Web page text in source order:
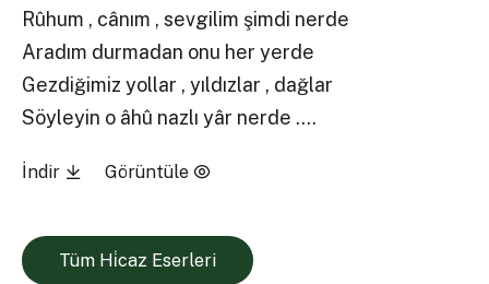
Rûhum , cânım , sevgilim şimdi nerde
Aradım durmadan onu her yerde
Gezdiğimiz yollar , yıldızlar , dağlar
Söyleyin o âhû nazlı yâr nerde ….
İndir Görüntüle
Tüm Hi̇caz Eserleri